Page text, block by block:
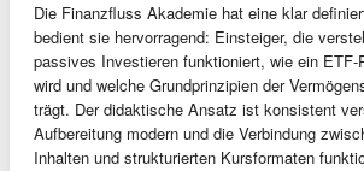
Die Finanzfluss Akademie hat eine klar
bedient sie hervorragend: Einsteiger, die
passives Investieren funktioniert, wie ein ETF-
wird und welche Grundprinzipien der
trägt. Der didaktische Ansatz ist konsistent
Aufbereitung modern und die Verbindung
Inhalten und strukturierten Kursformaten